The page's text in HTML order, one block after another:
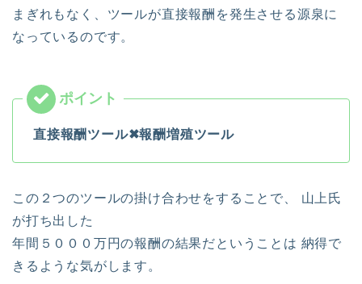
まぎれもなく、ツールが直接報酬を発生させる源泉に
なっているのです。
直接報酬ツール✖報酬増殖ツール
この２つのツールの掛け合わせをすることで、 山上氏
が打ち出した
年間５０００万円の報酬の結果だということは 納得で
きるような気がします。